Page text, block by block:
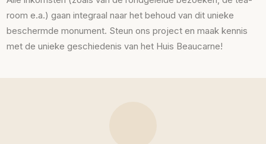
room e.a.) gaan integraal naar het behoud van dit unieke
beschermde monument. Steun ons project en maak kennis
met de unieke geschiedenis van het Huis Beaucarne!